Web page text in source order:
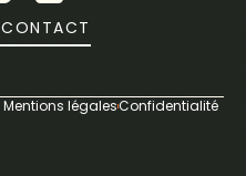
Mentions légalesConfidentialité